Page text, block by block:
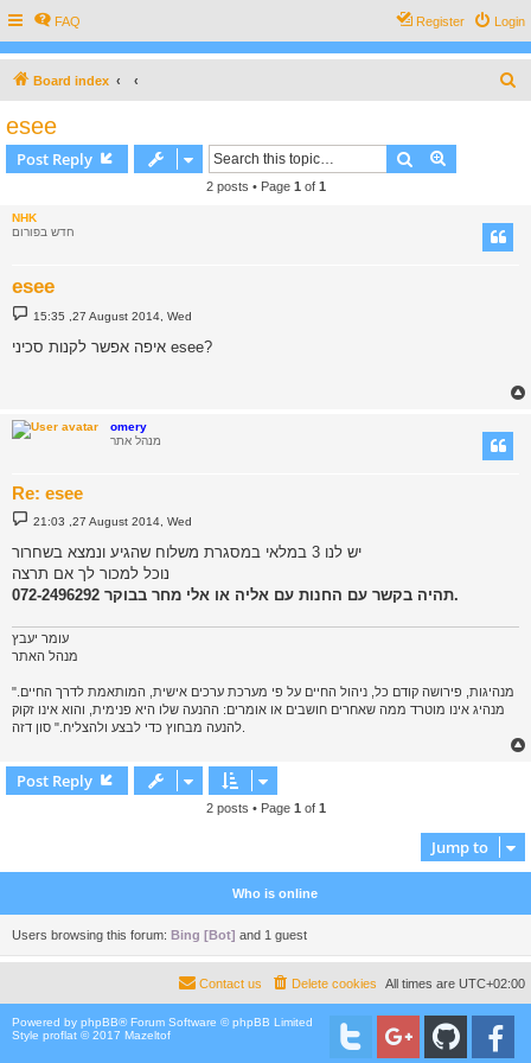
FAQ Login
Register
Board index
esee
Post Reply Search
2 posts • Page 1 of 1
NHK
חדש בפורום
esee
P
o
t
15:35 ,27 August 2014, Wed
איפה אפשר לקנות סכיני esee?
omery
מנהל אתר
Re: esee
P
o
t
21:03 ,27 August 2014, Wed
יש לנו 3 במלאי במסגרת משלוח שהגיע ונמצא בשחרור
נוכל למכור לך אם תרצה
תהיה בקשר עם החנות עם אליה או אלי מחר בבוקר 072-2496292.
עומר יעבץ
מנהל האתר
"מנהיגות, פירושה קודם כל, ניהול החיים על פי מערכת ערכים אישית, המותאמת לדרך החיים.
מנהיג אינו מוטרד ממה שאחרים חושבים או אומרים: ההנעה שלו היא פנימית, והוא אינו זקוק
Post Reply
2 posts • Page 1 of 1
Jump to
Who is online
Users browsing this forum: Bing [Bot] and 1 guest
All times are UTC+02:00
Delete cookies
Contact us
Powered by phpBB® Forum Software © phpBB Limited
Style proflat © 2017 Mazeltof